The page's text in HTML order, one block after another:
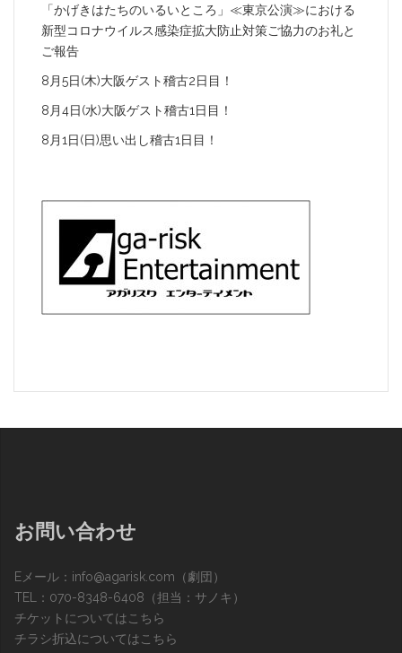
「かげきはたちのいるいところ」≪東京公演≫における
新型コロナウイルス感染症拡大防止対策ご協力のお礼と
ご報告
8月5日(木)大阪ゲスト稽古2日目！
8月4日(水)大阪ゲスト稽古1日目！
8月1日(日)思い出し稽古1日目！
お問い合わせ
Eメール： info@agarisk.com （劇団）
TEL：070-8348-6408（担当：サノキ）
チケットについてはこちら
チラシ折込についてはこちら